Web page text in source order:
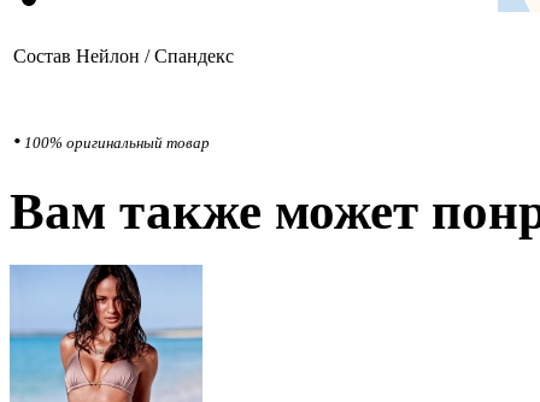
Состав Нейлон / Спандекс
• 100% оригинальный товар
Вам также может